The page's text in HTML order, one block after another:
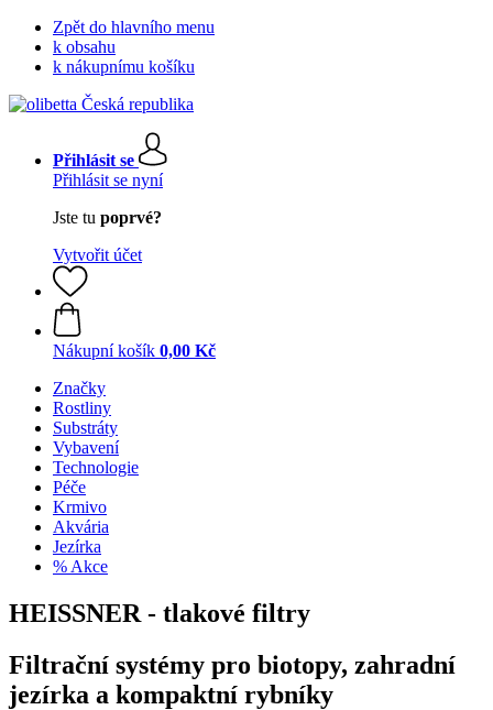
Zpět do hlavního menu
k obsahu
k nákupnímu košíku
Přihlásit se
Přihlásit se nyní
Jste tu poprvé?
Vytvořit účet
Nákupní košík 0,00 Kč
Značky
Rostliny
Substráty
Vybavení
Technologie
Péče
Krmivo
Akvária
Jezírka
% Akce
HEISSNER - tlakové filtry
Filtrační systémy pro biotopy, zahradní
jezírka a kompaktní rybníky